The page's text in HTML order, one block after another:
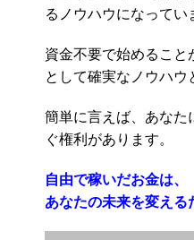
るノウハウになってい
資金不要で始めること
として確実なノウハウ
簡単に言えば、あなた
ぐ権利があります。
自由で稼いだお金は、
あなたの未来を変える